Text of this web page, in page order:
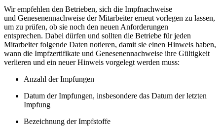
Wir empfehlen den Betrieben, sich die Impfnachweise
und Genesenennachweise der Mitarbeiter erneut vorlegen zu lassen,
um zu prüfen, ob sie noch den neuen Anforderungen
entsprechen. Dabei dürfen und sollten die Betriebe für jeden
Mitarbeiter folgende Daten notieren, damit sie einen Hinweis haben,
wann die Impfzertifikate und Genesenennachweise ihre Gültigkeit
verlieren und ein neuer Hinweis vorgelegt werden muss:
Anzahl der Impfungen
Datum der Impfungen, insbesondere das Datum der letzten
Impfung
Bezeichnung der Impfstoffe